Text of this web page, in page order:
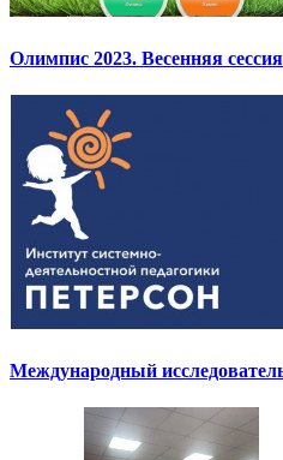
Олимпис 2023. Весенняя
Международный